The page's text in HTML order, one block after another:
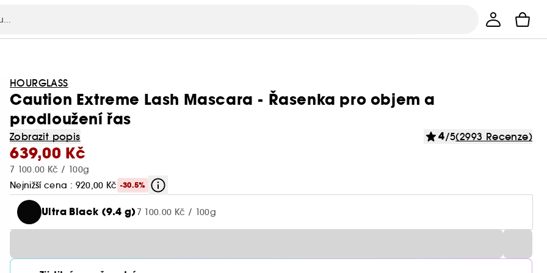
HOURGLASS
Caution Extreme Lash Mascara - Řasenka pro objem a
prodloužení řas
Zobrazit popis 4/5(2993 Recenze)
639,00 Kč
7 100.00 Kč / 100g
Nejnižší cena : 920,00 Kč -30.5%
Ultra Black (9.4 g)7 100.00 Kč / 100g